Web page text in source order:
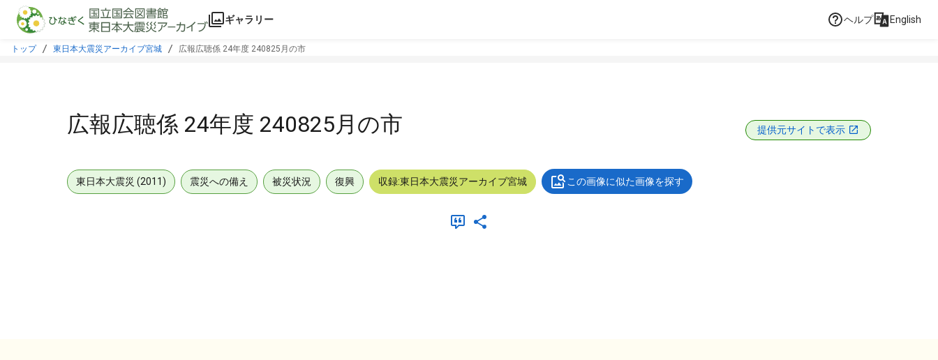
本文に飛ぶ
ギャラリー ヘルプ English
トップ 東日本大震災アーカイブ宮城 広報広聴係 24年度 240825月の市
広報広聴係 24年度 240825月の市 提供元サイトで表示
東日本大震災 (2011) 震災への備え 被災状況 復興 収録:東日本大震災アーカイブ宮城 この画像に似た画像を探す